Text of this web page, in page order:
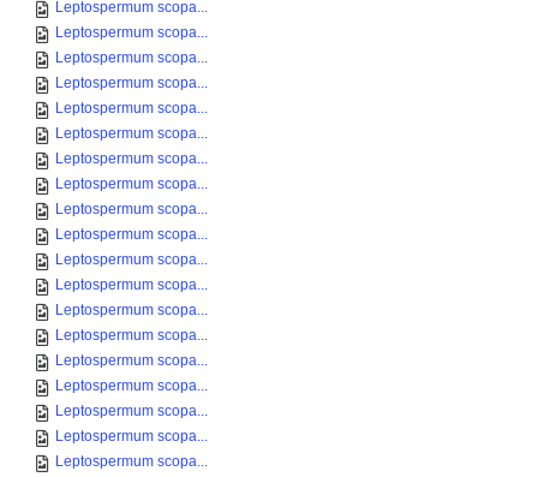
Leptospermum scopa...
Leptospermum scopa...
Leptospermum scopa...
Leptospermum scopa...
Leptospermum scopa...
Leptospermum scopa...
Leptospermum scopa...
Leptospermum scopa...
Leptospermum scopa...
Leptospermum scopa...
Leptospermum scopa...
Leptospermum scopa...
Leptospermum scopa...
Leptospermum scopa...
Leptospermum scopa...
Leptospermum scopa...
Leptospermum scopa...
Leptospermum scopa...
Leptospermum scopa...